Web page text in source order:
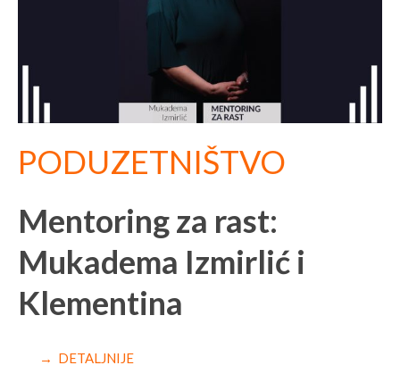
PODUZETNIŠTVO
Mentoring za rast:
Mukadema Izmirlić i
Klementina
→ DETALJNIJE